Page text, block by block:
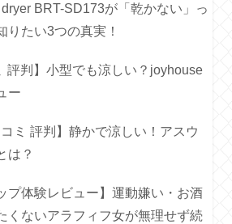
BRT-SD173が「乾かない」っ
りたい3つの真実！
評判】小型でも涼しい？joyhouse
ー
ミ 評判】静かで涼しい！アスウ
は？
プ体験レビュー】運動嫌い・お酒
くないアラフィフ女が無理せず続